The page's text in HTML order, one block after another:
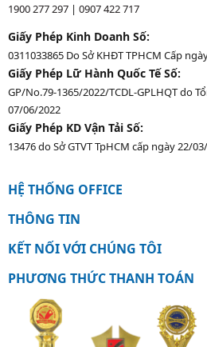
1900 277 297 | 0907 422 717
Giấy Phép Kinh Doanh Số:
0311033865 Do Sở KHĐT TPHCM Cấp
Giấy Phép Lữ Hành Quốc Tế Số:
GP/No.79-1365/2022/TCDL-GPLHQT do
07/06/2022
Giấy Phép KD Vận Tải Số:
13476 do Sở GTVT TpHCM cấp ngày 22/
HỆ THỐNG OFFICE
THÔNG TIN
KẾT NỐI VỚI CHÚNG TÔI
PHƯƠNG THỨC THANH TOÁN